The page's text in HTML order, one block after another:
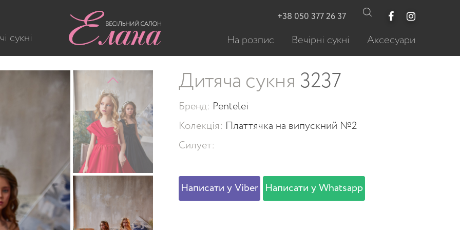
Дитяча сукня 3237
Бренд: Pentelei
Колекція: Платтячка на випускний №2
Силует:
Написати у Viber Написати у Whatsapp
сукні
+38 050 377 26 37
На розпис Вечірні сукні Аксесуари